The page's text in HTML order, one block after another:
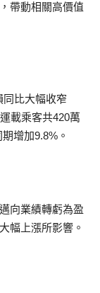
帶動相關高價值
比大幅收窄
載乘客共420萬
增加9.8%。
向業績轉虧為盈
幅上漲所影響。